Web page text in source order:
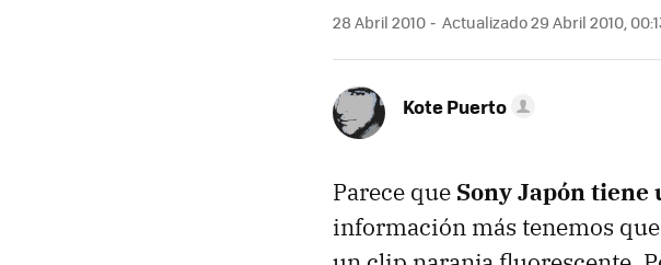
28 Abril 2010 Actualizado 29 Abril 2010,
Kote Puerto
Parece que Sony Japón tiene
información más tenemos